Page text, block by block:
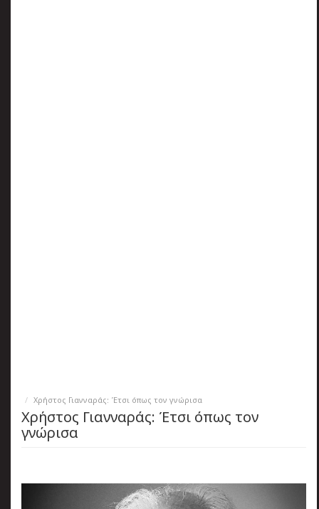
Χρήστος Γιανναράς: Έτσι όπως τον γνώρισα
Χρήστος Γιανναράς: Έτσι όπως τον
γνώρισα